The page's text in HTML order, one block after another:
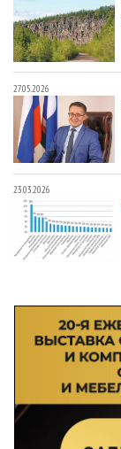
27.05.2026
23.03.2026